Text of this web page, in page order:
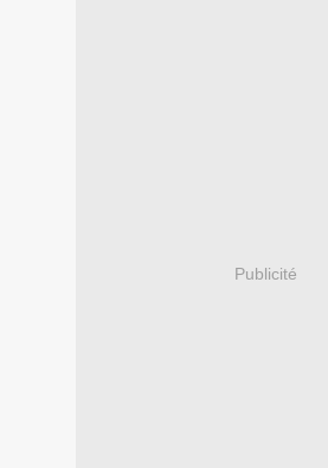
Publicité